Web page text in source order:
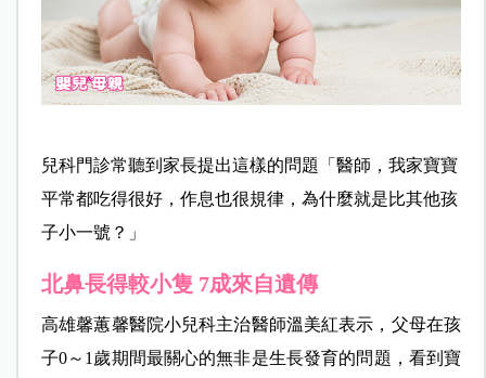
兒科門診常聽到家長提出這樣的問題「醫師，我家寶寶
平常都吃得很好，作息也很規律，為什麼就是比其他孩
子小一號？」
北鼻長得較小隻 7成來自遺傳
高雄馨蕙馨醫院小兒科主治醫師溫美紅表示，父母在孩
子0～1歲期間最關心的無非是生長發育的問題，看到寶